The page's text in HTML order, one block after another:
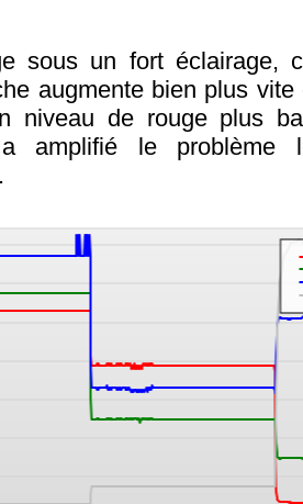
sous un fort éclairage,
augmente bien plus
niveau de rouge plus
a amplifié le problème